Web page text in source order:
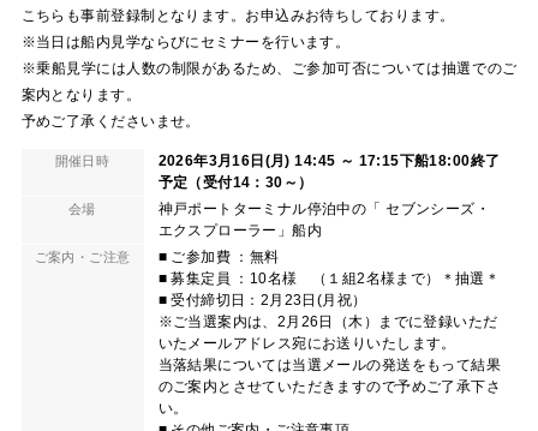
こちらも事前登録制となります。お申込みお待ちしております。
※当日は船内見学ならびにセミナーを行います。
※乗船見学には人数の制限があるため、ご参加可否については抽選でのご
案内となります。
予めご了承くださいませ。
開催日時
2026年3月16日(月) 14:45 ～ 17:15下船18:00終了
予定（受付14：30～）
会場
神戸ポートターミナル停泊中の「 セブンシーズ・
エクスプローラー」船内
ご案内・ご注意
■ ご参加費 ：無料
■ 募集定員 ：10名様 （１組2名様まで）＊抽選＊
■ 受付締切日：2月23日(月祝）
※ご当選案内は、2月26日（木）までに登録いただ
いたメールアドレス宛にお送りいたします。
当落結果については当選メールの発送をもって結果
のご案内とさせていただきますので予めご了承下さ
い。